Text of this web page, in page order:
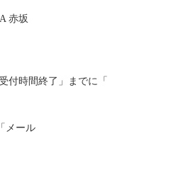
赤坂
付時間終了」までに「
メール